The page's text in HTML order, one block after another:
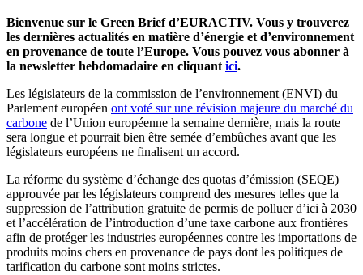
Bienvenue sur le Green Brief d’EURACTIV. Vous y trouverez
les dernières actualités en matière d’énergie et d’environnement
en provenance de toute l’Europe. Vous pouvez vous abonner à
la newsletter hebdomadaire en cliquant ici.
Les législateurs de la commission de l’environnement (ENVI) du
Parlement européen ont voté sur une révision majeure du marché du
carbone de l’Union européenne la semaine dernière, mais la route
sera longue et pourrait bien être semée d’embûches avant que les
législateurs européens ne finalisent un accord.
La réforme du système d’échange des quotas d’émission (SEQE)
approuvée par les législateurs comprend des mesures telles que la
suppression de l’attribution gratuite de permis de polluer d’ici à 2030
et l’accélération de l’introduction d’une taxe carbone aux frontières
afin de protéger les industries européennes contre les importations de
produits moins chers en provenance de pays dont les politiques de
tarification du carbone sont moins strictes.